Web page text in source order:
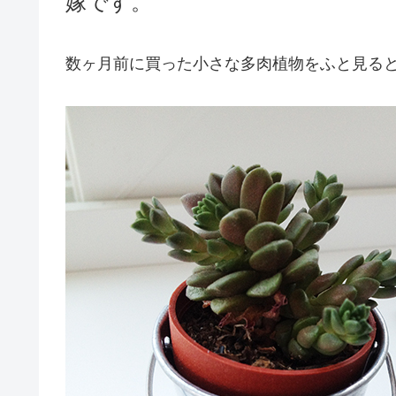
数ヶ月前に買った小さな多肉植物をふと見る